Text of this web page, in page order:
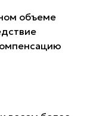
объеме